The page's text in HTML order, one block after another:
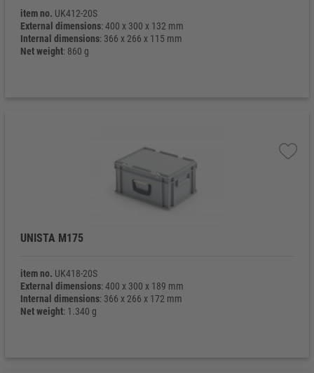
item no. UK412-20S
External dimensions: 400 x 300 x 132 mm
Internal dimensions: 366 x 266 x 115 mm
Net weight: 860 g
UNISTA M175
item no. UK418-20S
External dimensions: 400 x 300 x 189 mm
Internal dimensions: 366 x 266 x 172 mm
Net weight: 1.340 g